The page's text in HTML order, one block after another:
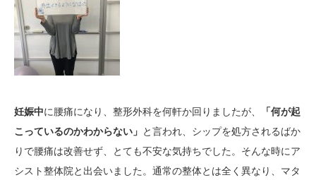
妊娠中に腰痛になり、整形外科を何軒か回りましたが、
「何が起
こっているのかわからない」 と言われ、シップを処方されるばか
りで腰痛は改善せず、とても不安な気持ちでした。そんな時にア
シスト整体院と出会いました。通常の整体とは全く異なり、マタ